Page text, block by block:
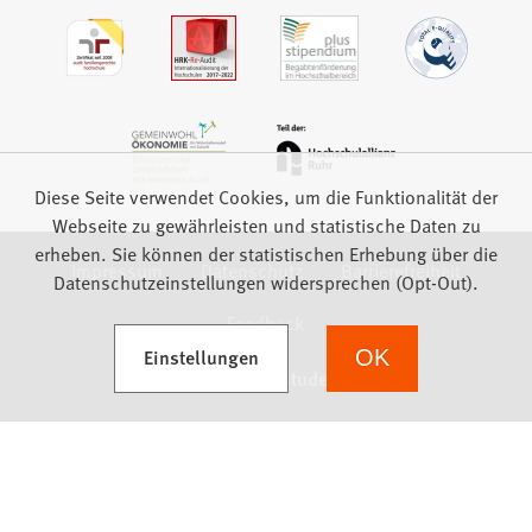
Impressum Datenschutz
Barrierefreiheit
Feedback
Diese Seite verwendet Cookies, um die Funktionalität der
Webseite zu gewährleisten und statistische Daten zu
erheben. Sie können der statistischen Erhebung über die
Datenschutzeinstellungen widersprechen (Opt-Out).
Einstellungen
(Öffnet in einem neuen Tab) OK